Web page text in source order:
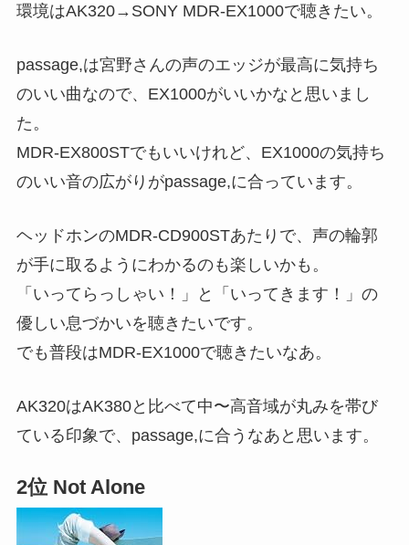
環境はAK320→SONY MDR-EX1000で聴きたい。
passage,は宮野さんの声のエッジが最高に気持ち
のいい曲なので、EX1000がいいかなと思いまし
た。
MDR-EX800STでもいいけれど、EX1000の気持ち
のいい音の広がりがpassage,に合っています。
ヘッドホンのMDR-CD900STあたりで、声の輪郭
が手に取るようにわかるのも楽しいかも。
「いってらっしゃい！」と「いってきます！」の
優しい息づかいを聴きたいです。
でも普段はMDR-EX1000で聴きたいなあ。
AK320はAK380と比べて中〜高音域が丸みを帯び
ている印象で、passage,に合うなあと思います。
2位 Not Alone